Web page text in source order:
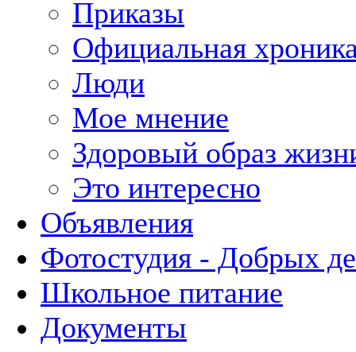
Приказы
Официальная
Люди
Мое мнение
Здоровый образ
Это интересно
Объявления
Фотостудия - Добрых
Школьное питание
Документы